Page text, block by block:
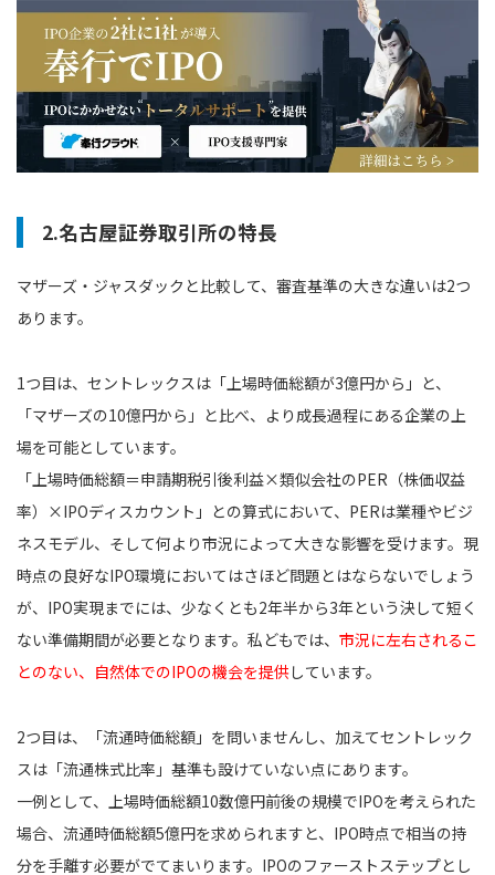
2.名古屋証券取引所の特長
マザーズ・ジャスダックと比較して、審査基準の大きな違いは2つ
あります。
1つ目は、セントレックスは「上場時価総額が3億円から」と、
「マザーズの10億円から」と比べ、より成長過程にある企業の上
場を可能としています。
「上場時価総額＝申請期税引後利益×類似会社のPER（株価収益
率）×IPOディスカウント」との算式において、PERは業種やビジ
ネスモデル、そして何より市況によって大きな影響を受けます。現
時点の良好なIPO環境においてはさほど問題とはならないでしょう
が、IPO実現までには、少なくとも2年半から3年という決して短く
ない準備期間が必要となります。私どもでは、 市況に左右されるこ
とのない、自然体でのIPOの機会を提供しています。
2つ目は、「流通時価総額」を問いませんし、加えてセントレック
スは「流通株式比率」基準も設けていない点にあります。
一例として、上場時価総額10数億円前後の規模でIPOを考えられた
場合、流通時価総額5億円を求められますと、IPO時点で相当の持
分を手離す必要がでてまいります。IPOのファーストステップとし